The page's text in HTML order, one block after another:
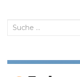
Suche